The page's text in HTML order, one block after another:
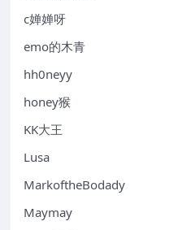
c婵婵呀
emo的木青
hh0neyy
honey猴
KK大王
Lusa
MarkoftheBodady
Maymay